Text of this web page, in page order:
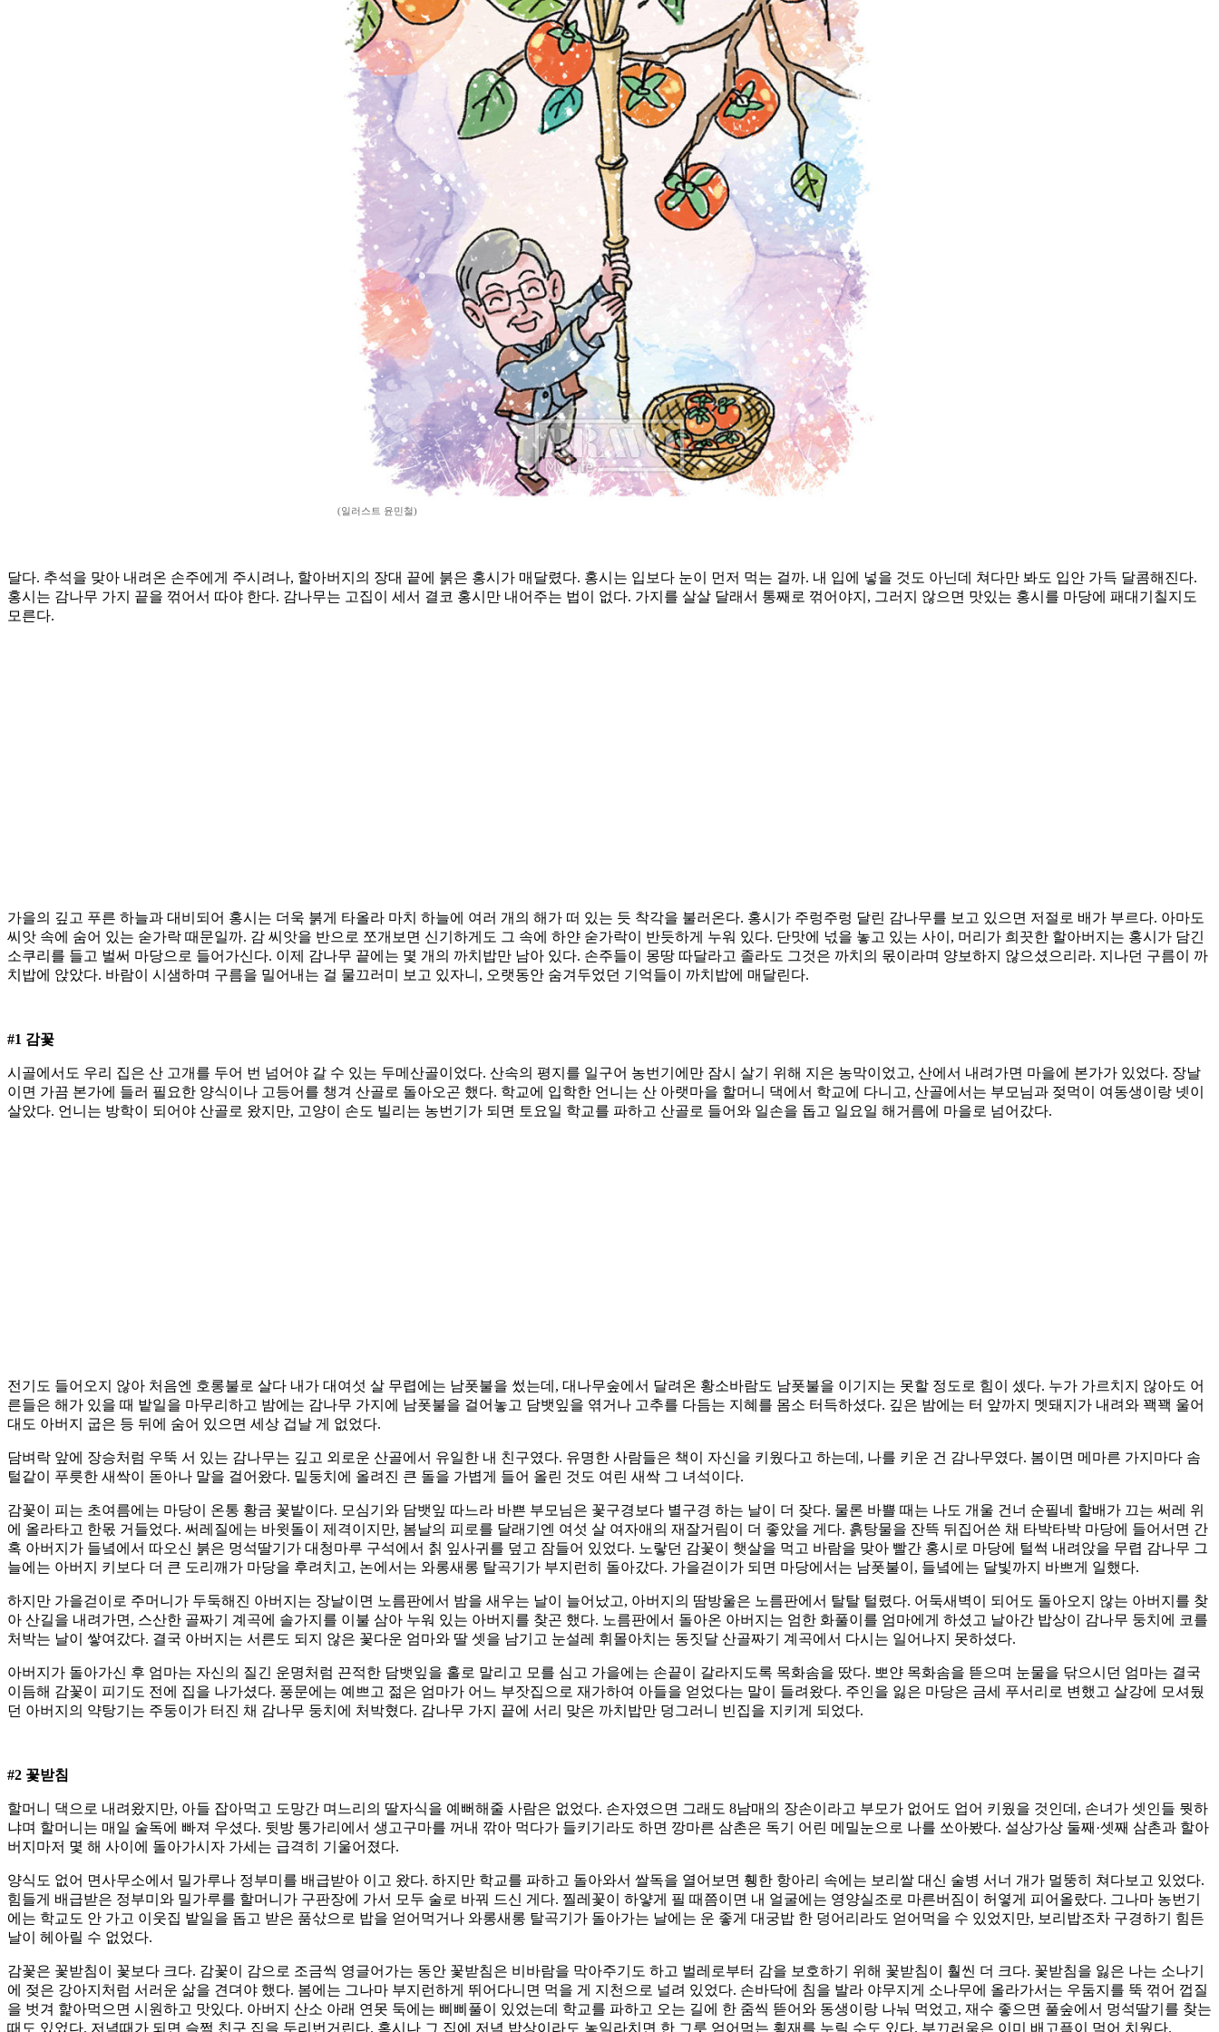
(일러스트 윤민철)
달다. 추석을 맞아 내려온 손주에게 주시려나, 할아버지의 장대 끝에 붉은 홍시가 매달렸다. 홍시는 입보다 눈이 먼저 먹는 걸까. 내 입에 넣을 것도 아닌데 쳐다만 봐도 입안 가득 달콤해진다.
홍시는 감나무 가지 끝을 꺾어서 따야 한다. 감나무는 고집이 세서 결코 홍시만 내어주는 법이 없다. 가지를 살살 달래서 통째로 꺾어야지, 그러지 않으면 맛있는 홍시를 마당에 패대기칠지도
모른다.
가을의 깊고 푸른 하늘과 대비되어 홍시는 더욱 붉게 타올라 마치 하늘에 여러 개의 해가 떠 있는 듯 착각을 불러온다. 홍시가 주렁주렁 달린 감나무를 보고 있으면 저절로 배가 부르다. 아마도
씨앗 속에 숨어 있는 숟가락 때문일까. 감 씨앗을 반으로 쪼개보면 신기하게도 그 속에 하얀 숟가락이 반듯하게 누워 있다. 단맛에 넋을 놓고 있는 사이, 머리가 희끗한 할아버지는 홍시가 담긴
소쿠리를 들고 벌써 마당으로 들어가신다. 이제 감나무 끝에는 몇 개의 까치밥만 남아 있다. 손주들이 몽땅 따달라고 졸라도 그것은 까치의 몫이라며 양보하지 않으셨으리라. 지나던 구름이 까
치밥에 앉았다. 바람이 시샘하며 구름을 밀어내는 걸 물끄러미 보고 있자니, 오랫동안 숨겨두었던 기억들이 까치밥에 매달린다.
#1 감꽃
시골에서도 우리 집은 산 고개를 두어 번 넘어야 갈 수 있는 두메산골이었다. 산속의 평지를 일구어 농번기에만 잠시 살기 위해 지은 농막이었고, 산에서 내려가면 마을에 본가가 있었다. 장날
이면 가끔 본가에 들러 필요한 양식이나 고등어를 챙겨 산골로 돌아오곤 했다. 학교에 입학한 언니는 산 아랫마을 할머니 댁에서 학교에 다니고, 산골에서는 부모님과 젖먹이 여동생이랑 넷이
살았다. 언니는 방학이 되어야 산골로 왔지만, 고양이 손도 빌리는 농번기가 되면 토요일 학교를 파하고 산골로 들어와 일손을 돕고 일요일 해거름에 마을로 넘어갔다.
전기도 들어오지 않아 처음엔 호롱불로 살다 내가 대여섯 살 무렵에는 남폿불을 썼는데, 대나무숲에서 달려온 황소바람도 남폿불을 이기지는 못할 정도로 힘이 셌다. 누가 가르치지 않아도 어
른들은 해가 있을 때 밭일을 마무리하고 밤에는 감나무 가지에 남폿불을 걸어놓고 담뱃잎을 엮거나 고추를 다듬는 지혜를 몸소 터득하셨다. 깊은 밤에는 터 앞까지 멧돼지가 내려와 꽥꽥 울어
대도 아버지 굽은 등 뒤에 숨어 있으면 세상 겁날 게 없었다.
담벼락 앞에 장승처럼 우뚝 서 있는 감나무는 깊고 외로운 산골에서 유일한 내 친구였다. 유명한 사람들은 책이 자신을 키웠다고 하는데, 나를 키운 건 감나무였다. 봄이면 메마른 가지마다 솜
털같이 푸릇한 새싹이 돋아나 말을 걸어왔다. 밑둥치에 올려진 큰 돌을 가볍게 들어 올린 것도 여린 새싹 그 녀석이다.
감꽃이 피는 초여름에는 마당이 온통 황금 꽃밭이다. 모심기와 담뱃잎 따느라 바쁜 부모님은 꽃구경보다 별구경 하는 날이 더 잦다. 물론 바쁠 때는 나도 개울 건너 순필네 할배가 끄는 써레 위
에 올라타고 한몫 거들었다. 써레질에는 바윗돌이 제격이지만, 봄날의 피로를 달래기엔 여섯 살 여자애의 재잘거림이 더 좋았을 게다. 흙탕물을 잔뜩 뒤집어쓴 채 타박타박 마당에 들어서면 간
혹 아버지가 들녘에서 따오신 붉은 멍석딸기가 대청마루 구석에서 칡 잎사귀를 덮고 잠들어 있었다. 노랗던 감꽃이 햇살을 먹고 바람을 맞아 빨간 홍시로 마당에 털썩 내려앉을 무렵 감나무 그
늘에는 아버지 키보다 더 큰 도리깨가 마당을 후려치고, 논에서는 와롱새롱 탈곡기가 부지런히 돌아갔다. 가을걷이가 되면 마당에서는 남폿불이, 들녘에는 달빛까지 바쁘게 일했다.
하지만 가을걷이로 주머니가 두둑해진 아버지는 장날이면 노름판에서 밤을 새우는 날이 늘어났고, 아버지의 땀방울은 노름판에서 탈탈 털렸다. 어둑새벽이 되어도 돌아오지 않는 아버지를 찾
아 산길을 내려가면, 스산한 골짜기 계곡에 솔가지를 이불 삼아 누워 있는 아버지를 찾곤 했다. 노름판에서 돌아온 아버지는 엄한 화풀이를 엄마에게 하셨고 날아간 밥상이 감나무 둥치에 코를
처박는 날이 쌓여갔다. 결국 아버지는 서른도 되지 않은 꽃다운 엄마와 딸 셋을 남기고 눈설레 휘몰아치는 동짓달 산골짜기 계곡에서 다시는 일어나지 못하셨다.
아버지가 돌아가신 후 엄마는 자신의 질긴 운명처럼 끈적한 담뱃잎을 홀로 말리고 모를 심고 가을에는 손끝이 갈라지도록 목화솜을 땄다. 뽀얀 목화솜을 뜯으며 눈물을 닦으시던 엄마는 결국
이듬해 감꽃이 피기도 전에 집을 나가셨다. 풍문에는 예쁘고 젊은 엄마가 어느 부잣집으로 재가하여 아들을 얻었다는 말이 들려왔다. 주인을 잃은 마당은 금세 푸서리로 변했고 살강에 모셔뒀
던 아버지의 약탕기는 주둥이가 터진 채 감나무 둥치에 처박혔다. 감나무 가지 끝에 서리 맞은 까치밥만 덩그러니 빈집을 지키게 되었다.
#2 꽃받침
할머니 댁으로 내려왔지만, 아들 잡아먹고 도망간 며느리의 딸자식을 예뻐해줄 사람은 없었다. 손자였으면 그래도 8남매의 장손이라고 부모가 없어도 업어 키웠을 것인데, 손녀가 셋인들 뭣하
냐며 할머니는 매일 술독에 빠져 우셨다. 뒷방 통가리에서 생고구마를 꺼내 깎아 먹다가 들키기라도 하면 깡마른 삼촌은 독기 어린 메밀눈으로 나를 쏘아봤다. 설상가상 둘째·셋째 삼촌과 할아
버지마저 몇 해 사이에 돌아가시자 가세는 급격히 기울어졌다.
양식도 없어 면사무소에서 밀가루나 정부미를 배급받아 이고 왔다. 하지만 학교를 파하고 돌아와서 쌀독을 열어보면 휑한 항아리 속에는 보리쌀 대신 술병 서너 개가 멀뚱히 쳐다보고 있었다.
힘들게 배급받은 정부미와 밀가루를 할머니가 구판장에 가서 모두 술로 바꿔 드신 게다. 찔레꽃이 하얗게 필 때쯤이면 내 얼굴에는 영양실조로 마른버짐이 허옇게 피어올랐다. 그나마 농번기
에는 학교도 안 가고 이웃집 밭일을 돕고 받은 품삯으로 밥을 얻어먹거나 와롱새롱 탈곡기가 돌아가는 날에는 운 좋게 대궁밥 한 덩어리라도 얻어먹을 수 있었지만, 보리밥조차 구경하기 힘든
날이 헤아릴 수 없었다.
감꽃은 꽃받침이 꽃보다 크다. 감꽃이 감으로 조금씩 영글어가는 동안 꽃받침은 비바람을 막아주기도 하고 벌레로부터 감을 보호하기 위해 꽃받침이 훨씬 더 크다. 꽃받침을 잃은 나는 소나기
에 젖은 강아지처럼 서러운 삶을 견뎌야 했다. 봄에는 그나마 부지런하게 뛰어다니면 먹을 게 지천으로 널려 있었다. 손바닥에 침을 발라 야무지게 소나무에 올라가서는 우둠지를 뚝 꺾어 껍질
을 벗겨 핥아먹으면 시원하고 맛있다. 아버지 산소 아래 연못 둑에는 삐삐풀이 있었는데 학교를 파하고 오는 길에 한 줌씩 뜯어와 동생이랑 나눠 먹었고, 재수 좋으면 풀숲에서 멍석딸기를 찾는
때도 있었다. 저녁때가 되면 슬쩍 친구 집을 두리번거린다. 혹시나 그 집에 저녁 밥상이라도 놓일라치면 한 그릇 얻어먹는 횡재를 누릴 수도 있다. 부끄러움은 이미 배고픔이 먹어 치웠다.